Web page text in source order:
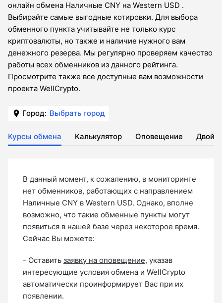
онлайн обмена Наличные CNY на Western USD .
Выбирайте самые выгодные котировки. Для выбора
обменного пункта учитывайте не только курс
криптовалюты, но также и наличие нужного вам
денежного резерва. Мы регулярно проверяем качество
работы всех обменников из данного рейтинга.
Просмотрите также все доступные вам возможности
проекта WellCrypto.
Город: Выбрать город
Курсы обмена Калькулятор Оповещение
В данный момент, к сожалению, в мониторинге
нет обменников, работающих с направлением
Наличные CNY в Western USD. Однако, вполне
возможно, что такие обменные пункты могут
появиться в нашей базе через некоторое время.
Сейчас Вы можете:
- Оставить заявку на оповещение, указав
интересующие условия обмена и WellCrypto
автоматически проинформирует Вас при их
появлении.